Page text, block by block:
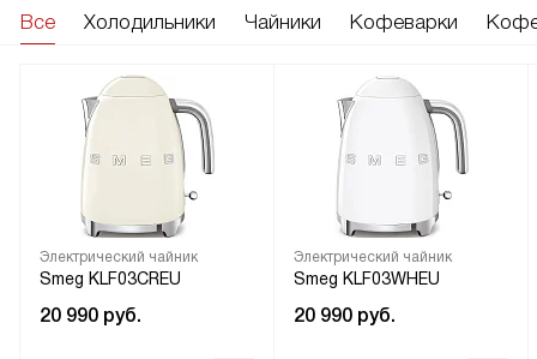
Все Холодильники Чайники Кофеварки
Электрический чайник
Smeg KLF03CREU
20 990 руб.
Электрический чайник
Smeg KLF03WHEU
20 990 руб.